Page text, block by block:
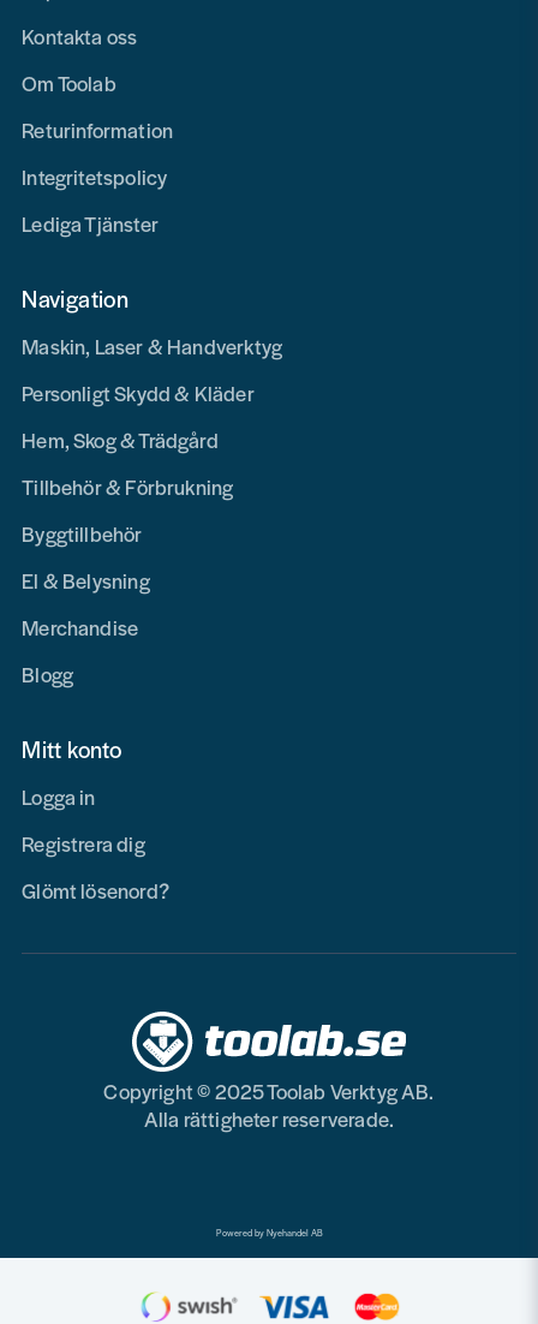
Kontakta oss
Om Toolab
Returinformation
Integritetspolicy
Lediga Tjänster
Navigation
Maskin, Laser & Handverktyg
Personligt Skydd & Kläder
Hem, Skog & Trädgård
Tillbehör & Förbrukning
Byggtillbehör
El & Belysning
Merchandise
Blogg
Mitt konto
Logga in
Registrera dig
Glömt lösenord?
Copyright © 2025 Toolab Verktyg AB.
Alla rättigheter reserverade.
Powered by Nyehandel AB